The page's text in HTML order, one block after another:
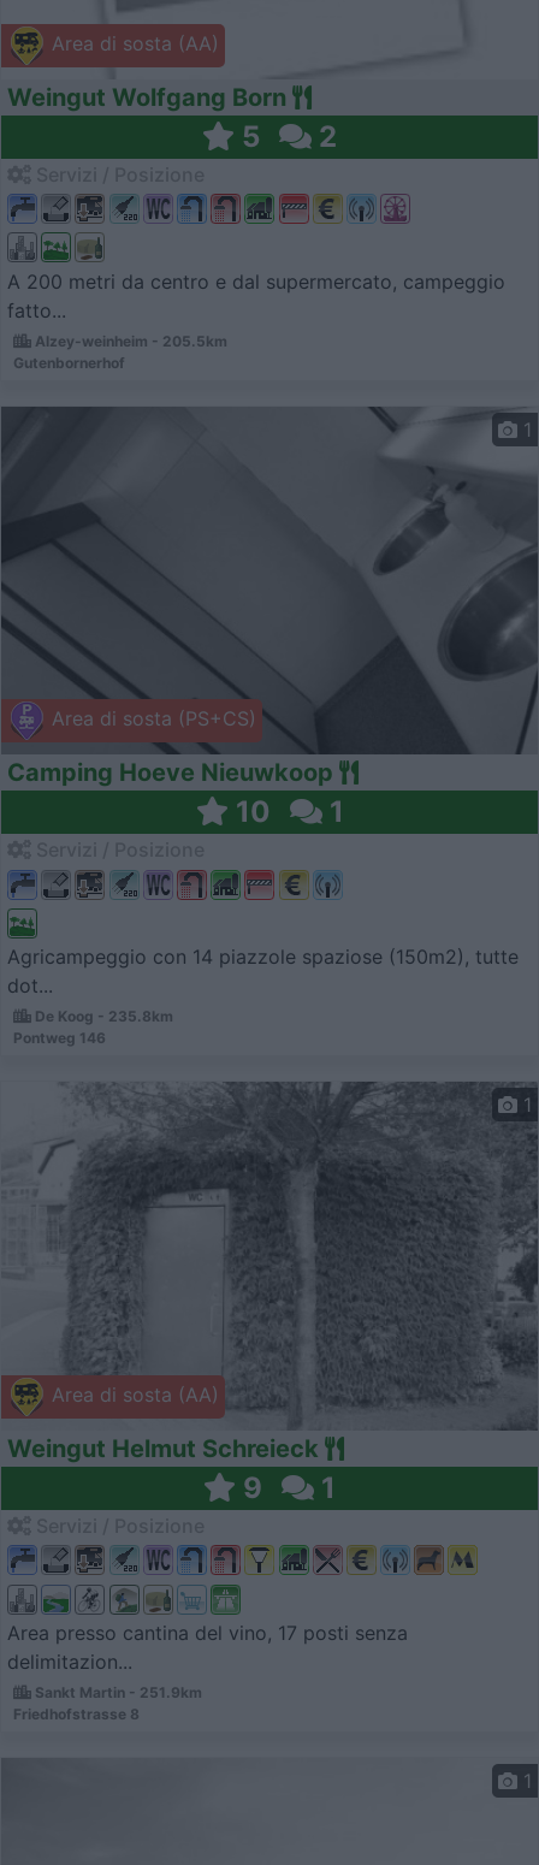
Area di sosta (AA)
Weingut Wolfgang Born
5 2
A 200 metri da centro e dal supermercato, campeggio
fatto...
Alzey-weinheim - 205.5km
Gutenbornerhof
Area di sosta (PS+CS)
1
Camping Hoeve Nieuwkoop
10 1
Agricampeggio con 14 piazzole spaziose (150m2), tutte
dot...
De Koog - 235.8km
Pontweg 146
Area di sosta (AA)
1
Weingut Helmut Schreieck
9 1
Area presso cantina del vino, 17 posti senza
delimitazion...
Sankt Martin - 251.9km
Friedhofstrasse 8
1